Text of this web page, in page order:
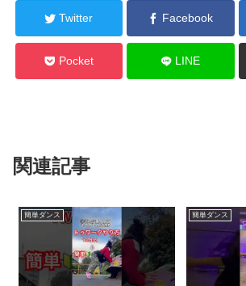
Twitter Facebook
Pocket LINE
関連記事
簡単ダンス 簡単ダンス